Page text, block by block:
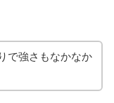
で強さもなかなか